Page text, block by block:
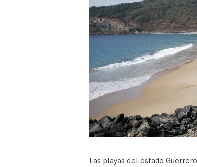
Las playas del estado